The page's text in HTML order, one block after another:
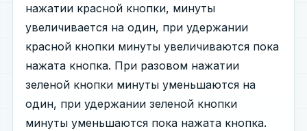
нажатии красной кнопки, минуты
увеличивается на один, при удержании
красной кнопки минуты увеличиваются пока
нажата кнопка. При разовом нажатии
зеленой кнопки минуты уменьшаются на
один, при удержании зеленой кнопки
минуты уменьшаются пока нажата кнопка.